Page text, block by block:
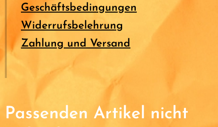
Geschäftsbedingungen
Widerrufsbelehrung
Zahlung und Versand
Passenden Artikel nicht